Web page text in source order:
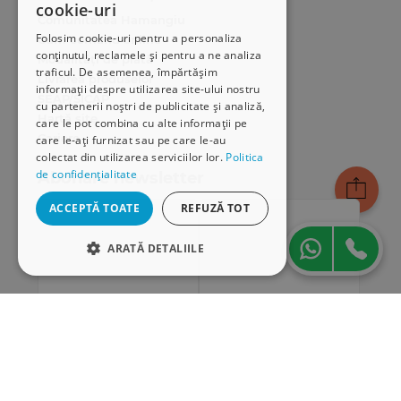
cookie-uri
Folosim cookie-uri pentru a personaliza
conținutul, reclamele și pentru a ne analiza
traficul. De asemenea, împărtășim
informații despre utilizarea site-ului nostru
cu partenerii noștri de publicitate și analiză,
care le pot combina cu alte informații pe
care le-ați furnizat sau pe care le-au
colectat din utilizarea serviciilor lor. Politica
de confidențialitate
ACCEPTĂ TOATE REFUZĂ TOT
ARATĂ DETALIILE
Comunitatea Hamangiu
Cum comand online
Modalități de plată
Livrarea produselor
SEAP/SICAP
Hartă site
Cariere
Abonare newsletter